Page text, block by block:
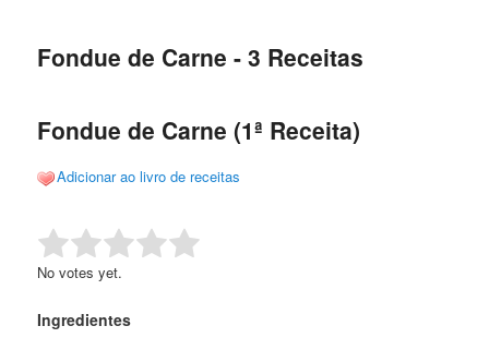
conteúdo
conteúdo
Fondue de Carne - 3 Receitas
Fondue de Carne (1ª Receita)
Adicionar ao livro de receitas
Rate this item: Submit Rating
No votes yet.
Ingredientes